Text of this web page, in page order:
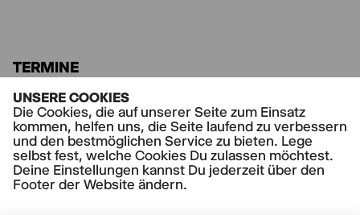
UNSERE COOKIES
Die Cookies, die auf unserer Seite zum Einsatz
kommen, helfen uns, die Seite laufend zu verbessern
und den bestmöglichen Service zu bieten. Lege
selbst fest, welche Cookies Du zulassen möchtest.
Deine Einstellungen kannst Du jederzeit über den
Footer der Website ändern.
Rand des Sinns – und wieder zurück.
TERMINE
KEINE WEITEREN TERMINE